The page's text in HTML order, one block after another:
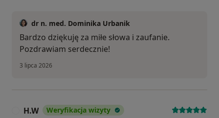
dr n. med. Dominika Urbanik
Bardzo dziękuję za miłe słowa i zaufanie.
Pozdrawiam serdecznie!
3 lipca 2026
H.W Weryfikacja wizyty